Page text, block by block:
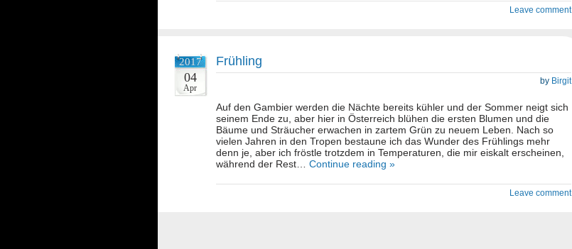
Leave comment
2017
04
Apr
Frühling
by Birgit
Auf den Gambier werden die Nächte bereits kühler und der Sommer neigt sich
seinem Ende zu, aber hier in Österreich blühen die ersten Blumen und die
Bäume und Sträucher erwachen in zartem Grün zu neuem Leben. Nach so
vielen Jahren in den Tropen bestaune ich das Wunder des Frühlings mehr
denn je, aber ich fröstle trotzdem in Temperaturen, die mir eiskalt erscheinen,
während der Rest… Continue reading »
Leave comment